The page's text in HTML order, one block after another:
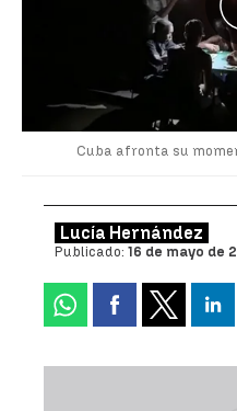
Cuba afronta su
Lucía Hernández
Publicado: 16 de mayo de